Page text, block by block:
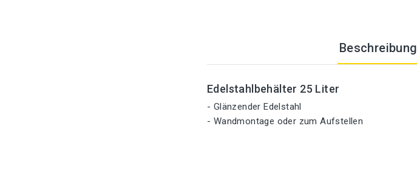
Beschreibung
Edelstahlbehälter 25 Liter
- Glänzender Edelstahl
- Wandmontage oder zum Aufstellen